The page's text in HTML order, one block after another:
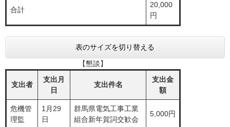
合計
20,000
円
表のサイズを切り替える
【懇談】
支出者
支出月
日
支出件名
支出金
額
危機管
理監
1月29
日
群馬県電気工事工業
組合新年賀詞交歓会
5,000円